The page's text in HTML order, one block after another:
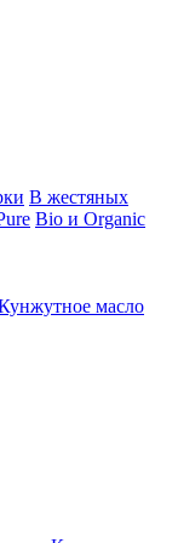
В жестяных
Bio и Organic
масло